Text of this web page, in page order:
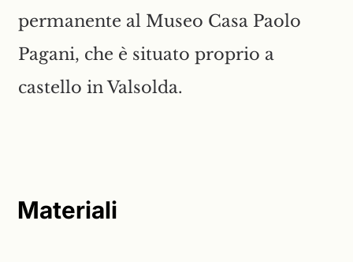
permanente al Museo Casa Paolo
Pagani, che è situato proprio a
castello in Valsolda.
Materiali